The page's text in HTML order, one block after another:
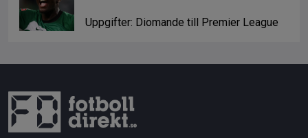
Uppgifter: Diomande till Premier League